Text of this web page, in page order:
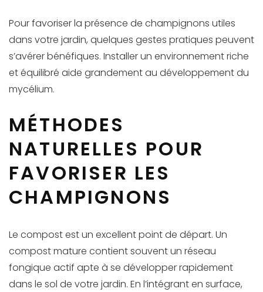
Pour favoriser la présence de champignons utiles
dans votre jardin, quelques gestes pratiques peuvent
s’avérer bénéfiques. Installer un environnement riche
et équilibré aide grandement au développement du
mycélium.
MÉTHODES
NATURELLES POUR
FAVORISER LES
CHAMPIGNONS
Le compost est un excellent point de départ. Un
compost mature contient souvent un réseau
fongique actif apte à se développer rapidement
dans le sol de votre jardin. En l’intégrant en surface,